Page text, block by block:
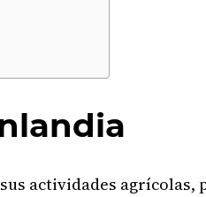
actividades